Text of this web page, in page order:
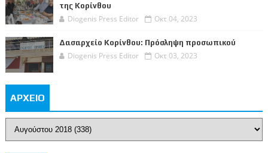
της Κορίνθου
Diogenis Press Editor Οκτ 04, 2023
Δασαρχείο Κορίνθου: Πρόσληψη προσωπικού
Diogenis Press Editor Οκτ 03, 2023
ΑΡΧΕΙΟ